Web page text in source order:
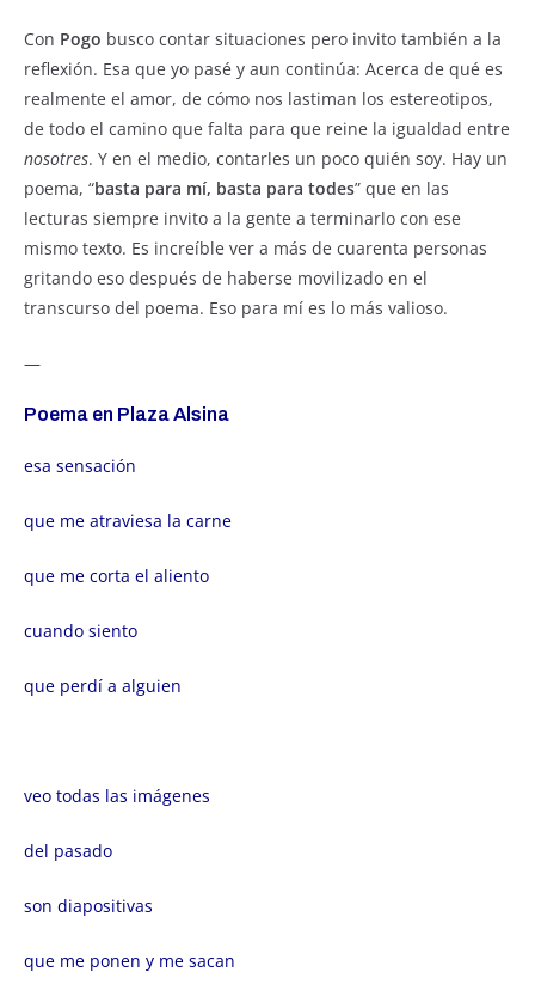
Con Pogo busco contar situaciones pero invito también a la
reflexión. Esa que yo pasé y aun continúa: Acerca de qué es
realmente el amor, de cómo nos lastiman los estereotipos,
de todo el camino que falta para que reine la igualdad entre
nosotres. Y en el medio, contarles un poco quién soy. Hay un
poema, “basta para mí, basta para todes” que en las
lecturas siempre invito a la gente a terminarlo con ese
mismo texto. Es increíble ver a más de cuarenta personas
gritando eso después de haberse movilizado en el
transcurso del poema. Eso para mí es lo más valioso.
—
Poema en Plaza Alsina
esa sensación
que me atraviesa la carne
que me corta el aliento
cuando siento
que perdí a alguien
veo todas las imágenes
del pasado
son diapositivas
que me ponen y me sacan